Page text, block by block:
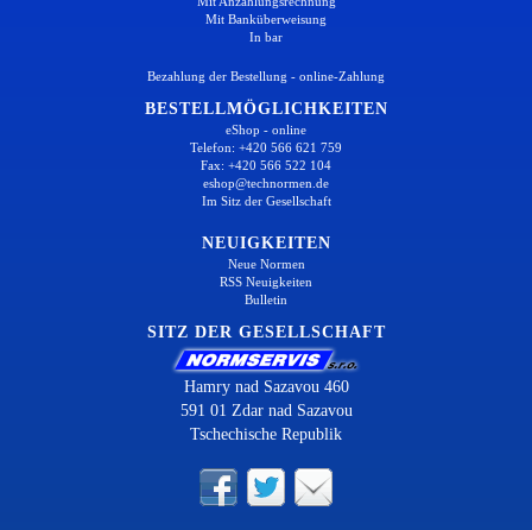
Mit Banküberweisung
In bar
Bezahlung der Bestellung - online-Zahlung
BESTELLMÖGLICHKEITEN
eShop - online
Telefon: +420 566 621 759
Fax: +420 566 522 104
eshop@technormen.de
Im Sitz der Gesellschaft
NEUIGKEITEN
Neue Normen
RSS Neuigkeiten
Bulletin
SITZ DER GESELLSCHAFT
Hamry nad Sazavou 460
591 01 Zdar nad Sazavou
Tschechische Republik